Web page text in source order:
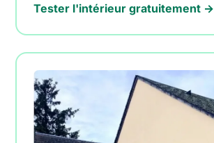
Tester l'intérieur gratuitement →